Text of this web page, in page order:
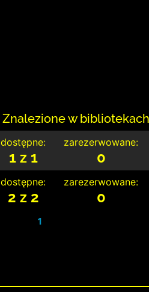
Znalezione w
dostępne:
1 z 1
zarezerwowane:
0
dostępne:
2 z 2
zarezerwowane:
0
1